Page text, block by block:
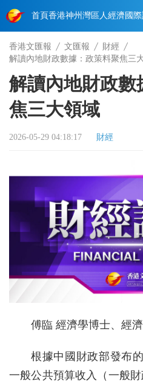
首頁香港神州 灣區人經濟國際
香港文匯報 文匯報
財經
解讀內地財政數據：政策料聚焦三
解讀內地財政數
焦三大領域
2026-05-29 04:18:17 財經
傅臨 經濟學博士、經
根據中國財政部發布
一般公共預算收入（一般